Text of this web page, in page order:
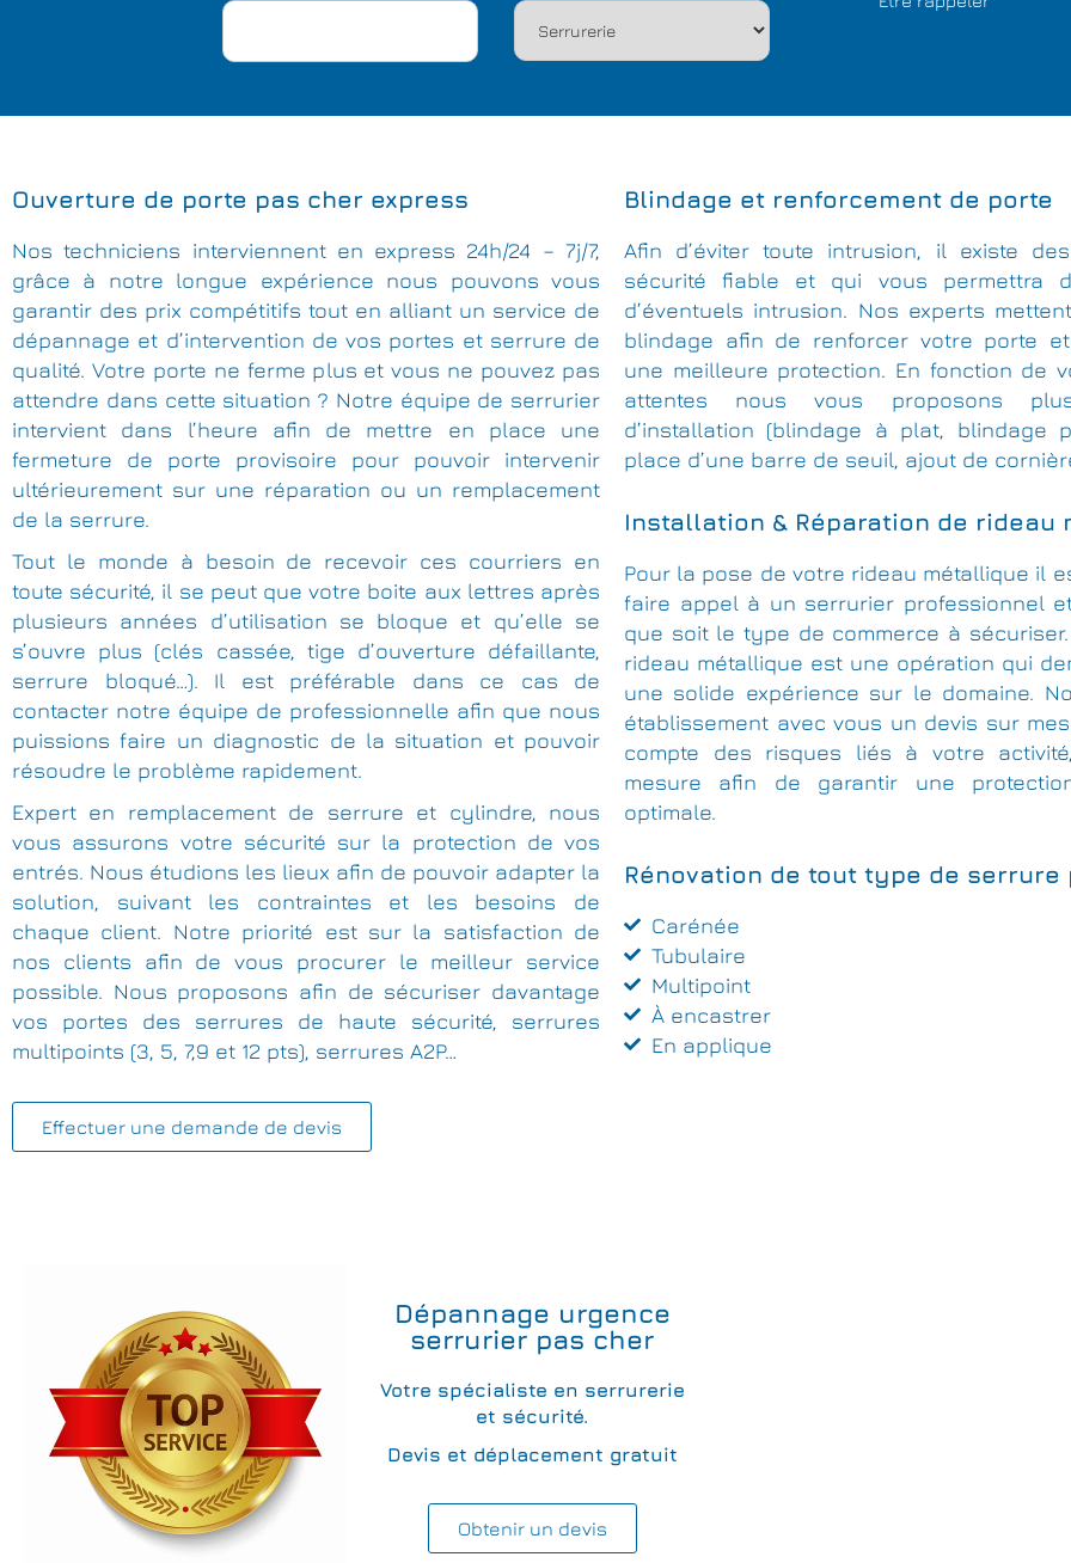
Ouverture de porte pas cher express
Nos techniciens interviennent en express 24h/24 – 7j/7,
grâce à notre longue expérience nous pouvons vous
garantir des prix compétitifs tout en alliant un service de
dépannage et d’intervention de vos portes et serrure de
qualité. Votre porte ne ferme plus et vous ne pouvez pas
attendre dans cette situation ? Notre équipe de serrurier
intervient dans l’heure afin de mettre en place une
fermeture de porte provisoire pour pouvoir intervenir
ultérieurement sur une réparation ou un remplacement
de la serrure.
Tout le monde à besoin de recevoir ces courriers en
toute sécurité, il se peut que votre boite aux lettres après
plusieurs années d’utilisation se bloque et qu’elle se
s’ouvre plus (clés cassée, tige d’ouverture défaillante,
serrure bloqué…). Il est préférable dans ce cas de
contacter notre équipe de professionnelle afin que nous
puissions faire un diagnostic de la situation et pouvoir
résoudre le problème rapidement.
Expert en remplacement de serrure et cylindre, nous
vous assurons votre sécurité sur la protection de vos
entrés. Nous étudions les lieux afin de pouvoir adapter la
solution, suivant les contraintes et les besoins de
chaque client. Notre priorité est sur la satisfaction de
nos clients afin de vous procurer le meilleur service
possible. Nous proposons afin de sécuriser davantage
vos portes des serrures de haute sécurité, serrures
multipoints (3, 5, 7,9 et 12 pts), serrures A2P…
Effectuer une demande de devis
Blindage et renforcement de porte
Afin d’éviter toute intrusion, il existe
sécurité fiable et qui vous permettra
d’éventuels intrusion. Nos experts
blindage afin de renforcer votre porte
une meilleure protection. En fonction de
attentes nous vous proposons
d’installation (blindage à plat, blindage
place d’une barre de seuil, ajout de
Installation & Réparation de rideau
Pour la pose de votre rideau métallique il
faire appel à un serrurier professionnel
que soit le type de commerce à sécuriser.
rideau métallique est une opération qui
une solide expérience sur le domaine.
établissement avec vous un devis sur
compte des risques liés à votre
mesure afin de garantir une
optimale.
Rénovation de tout type de serrure
Carénée
Tubulaire
Multipoint
À encastrer
En applique
Dépannage urgence
serrurier pas cher
Votre spécialiste en serrurerie
et sécurité.
Devis et déplacement gratuit
Obtenir un devis